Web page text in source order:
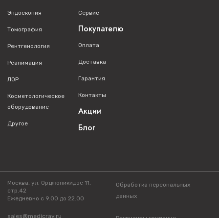
Эндоскопия
Томография
Рентгенология
Реанимация
ЛОР
Косметологическое
оборудование
Другое
Сервис
Покупателю
Оплата
Доставка
Гарантия
Контакты
Акции
Блог
Москва, ул. Орджоникидзе 11,
стр.42
Ежедневно с 9.00 до 22.00
sales@medicray.ru
Обработка персональных
данных